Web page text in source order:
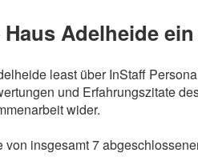
Haus Adelheide
least über InStaff
und Erfahrungszitate
wider.
von insgesamt 7